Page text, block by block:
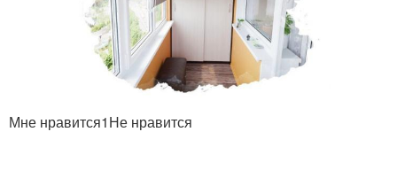
Мне нравится1Не нравится